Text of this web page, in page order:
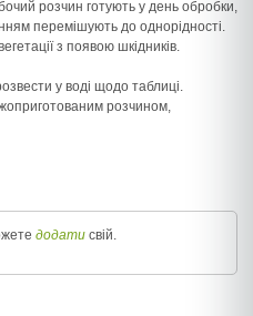
розчин готують у день обробки,
перемішують до однорідності.
з появою шкідників.
у воді щодо таблиці.
розчином,
додати свій.